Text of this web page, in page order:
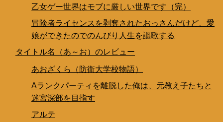
乙女ゲー世界はモブに厳しい世界です（完）
冒険者ライセンスを剥奪されたおっさんだけど、愛
娘ができたのでのんびり人生を謳歌する
タイトル名（あ～お）のレビュー
あおざくら（防衛大学校物語）
Aランクパーティを離脱した俺は、元教え子たちと
迷宮深部を目指す
アルテ